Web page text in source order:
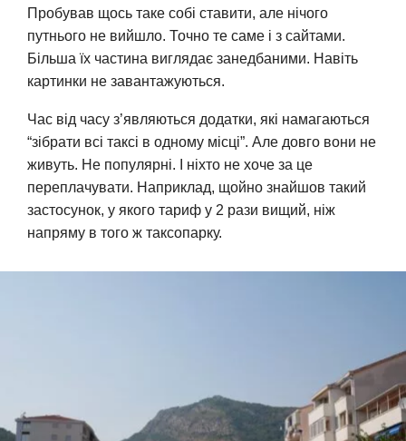
Пробував щось таке собі ставити, але нічого
путнього не вийшло. Точно те саме і з сайтами.
Більша їх частина виглядає занедбаними. Навіть
картинки не завантажуються.
Час від часу з’являються додатки, які намагаються
“зібрати всі таксі в одному місці”. Але довго вони не
живуть. Не популярні. І ніхто не хоче за це
переплачувати. Наприклад, щойно знайшов такий
застосунок, у якого тариф у 2 рази вищий, ніж
напряму в того ж таксопарку.